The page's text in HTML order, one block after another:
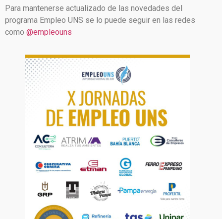
Para mantenerse actualizado de las novedades del
programa Empleo UNS se lo puede seguir en las redes
como @empleouns